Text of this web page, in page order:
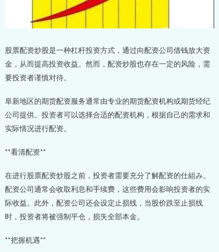
股票配资炒股是一种杠杆投资方式，通过向配资公司借钱放大资
金，从而提高投资收益。然而，配资炒股也存在一定的风险，需
要投资者谨慎对待。
阜新地区的期货配资服务通常由专业的期货配资机构或期货经纪
公司提供。投资者可以选择合适的配资机构，根据自己的需求和
实际情况进行配资。
**看清配资**
在进行股票配资炒股之前，投资者需要充分了解配资的仕組み。
配资公司通常会收取利息和手续费，这些费用会影响投资者的实
际收益。此外，配资公司还会设定止损线，当股价跌至止损线
时，投资者将被强制平仓，损失全部本金。
**把握机遇**